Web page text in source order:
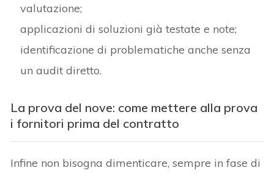
valutazione;
applicazioni di soluzioni già testate e note;
identificazione di problematiche anche senza
un audit diretto.
La prova del nove: come mettere alla prova
i fornitori prima del contratto
Infine non bisogna dimenticare, sempre in fase di